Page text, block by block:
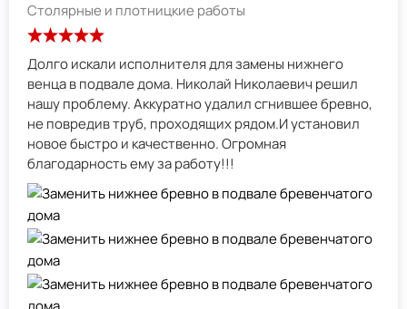
Столярные и плотницкие работы
Долго искали исполнителя для замены нижнего
венца в подвале дома. Николай Николаевич решил
нашу проблему. Аккуратно удалил сгнившее бревно,
не повредив труб, проходящих рядом.И установил
новое быстро и качественно. Огромная
благодарность ему за работу!!!